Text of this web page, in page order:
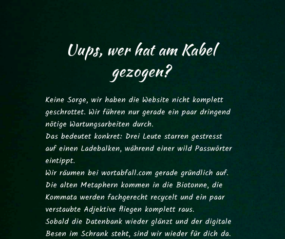
Uups, wer hat am Kabel
gezogen?
Keine Sorge, wir haben die Website nicht komplett
geschrottet. Wir führen nur gerade ein paar dringend
nötige Wartungsarbeiten durch.
Das bedeutet konkret: Drei Leute starren gestresst
auf einen Ladebalken, während einer wild Passwörter
eintippt.
Wir räumen bei wortabfall.com gerade gründlich auf.
Die alten Metaphern kommen in die Biotonne, die
Kommata werden fachgerecht recycelt und ein paar
verstaubte Adjektive fliegen komplett raus.
Sobald die Datenbank wieder glänzt und der digitale
Besen im Schrank steht, sind wir wieder für dich da.